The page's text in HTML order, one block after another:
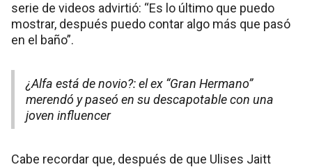
serie de videos advirtió: “Es lo último que puedo
mostrar, después puedo contar algo más que pasó
en el baño”.
¿Alfa está de novio?: el ex “Gran Hermano”
merendó y paseó en su descapotable con una
joven influencer
Cabe recordar que, después de que Ulises Jaitt